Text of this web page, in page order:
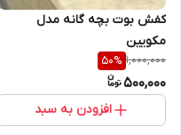
کفش بوت بچه گانه مدل
مکویین
1,000,000
50%
500,000
افزودن به سبد